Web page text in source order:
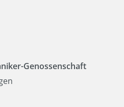
Genossenschaft